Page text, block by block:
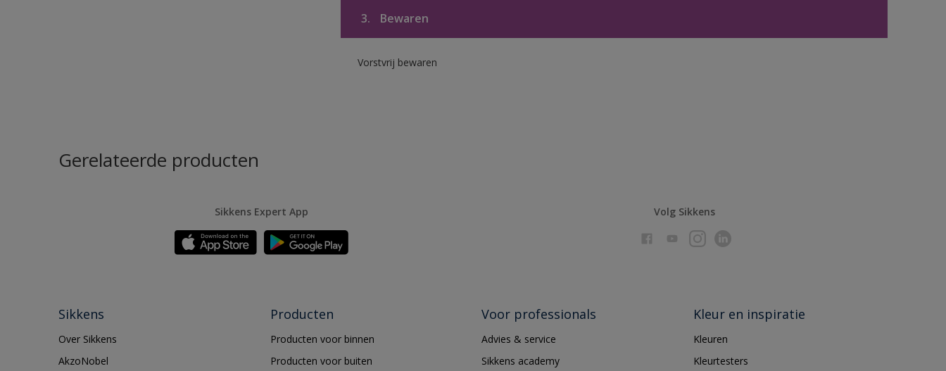
3. Bewaren
Vorstvrij bewaren
Gerelateerde producten
Sikkens Expert App Volg Sikkens
Sikkens
Over Sikkens
AkzoNobel
Producten
Producten voor binnen
Producten voor buiten
Voor professionals
Advies & service
Sikkens academy
Kleur en inspiratie
Kleuren
Kleurtesters